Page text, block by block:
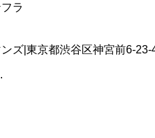
ラ
ズ 東京都渋谷区神宮前6-23-